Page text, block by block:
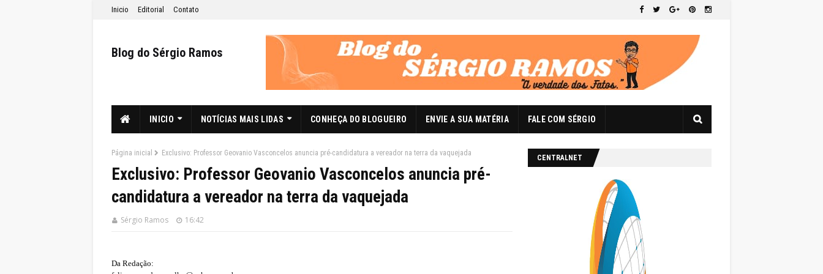
Inicio Editorial Contato
Blog do Sérgio Ramos
INICIO NOTÍCIAS MAIS LIDAS CONHEÇA DO BLOGUEIRO ENVIE A SUA MATÉRIA FALE COM SÉRGIO
Página inicial Exclusivo: Professor Geovanio Vasconcelos anuncia pré-candidatura a vereador na terra da vaquejada
Exclusivo: Professor Geovanio Vasconcelos anuncia pré-
candidatura a vereador na terra da vaquejada
Sérgio Ramos 16:42
Da Redação:
CENTRALNET